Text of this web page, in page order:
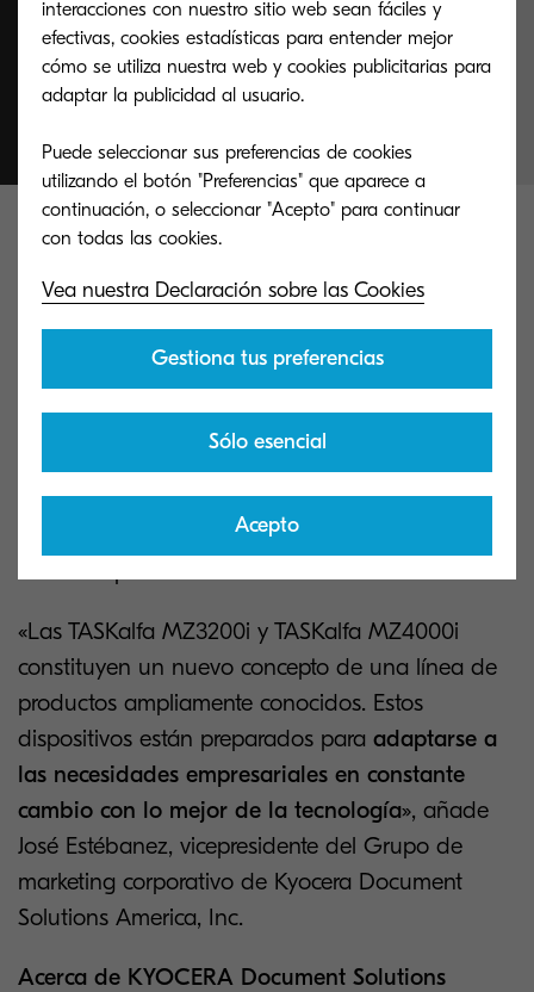
una tecnología
excepcional".
LasTASKalfa MZ3200i
MZ4000iofrecenvelocidades de impresión de
respectivamente.Convelocidades de escaneo
de hasta 200 ipm, un procesador de
documentos ultrarrápido (DP-7170 DSDP)
la vez, estos dispositivos impulsan la
productividad y permiten que las cosas salgan
«Las TASKalfa MZ3200i y TASKalfa MZ4000i
constituyen un nuevo concepto de una línea de
productos ampliamente conocidos. Estos
dispositivos están preparados para adaptarse a
las necesidades empresariales en constante
cambio con lo mejor de la tecnología», añade
José Estébanez, vicepresidente del Grupo de
marketing corporativo de Kyocera Document
Solutions America, Inc.
Acerca de KYOCERA Document Solutions
interacciones con nuestro sitio web sean fáciles y
efectivas, cookies estadísticas para entender mejor
cómo se utiliza nuestra web y cookies publicitarias para
adaptar la publicidad al usuario.
Puede seleccionar sus preferencias de cookies
utilizando el botón "Preferencias" que aparece a
continuación, o seleccionar "Acepto" para continuar
Vea nuestra Declaración sobre las Cookies
Gestiona tus preferencias
Sólo esencial
Acepto